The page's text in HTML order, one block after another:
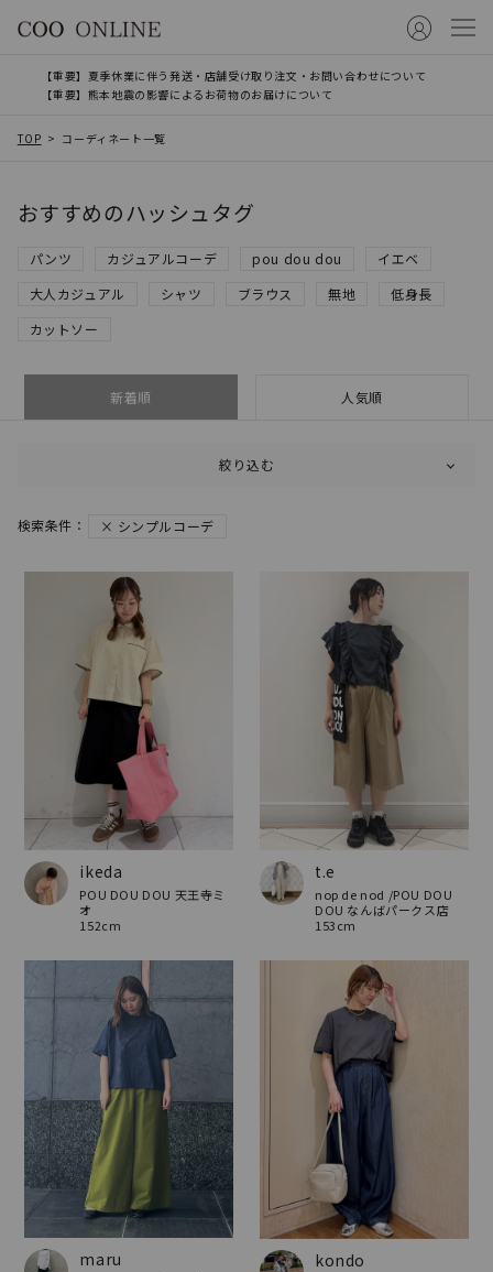
【重要】夏季休業に伴う発送・店舗受け取り注文・お問い合わせについて
【重要】熊本地震の影響によるお荷物のお届けについて
TOP コーディネート一覧
おすすめのハッシュタグ
パンツ カジュアルコーデ pou dou dou
イエベ
大人カジュアル
シャツ ブラウス 無地
低身長
カットソー
新着順 人気順
絞り込む
シンプルコーデ
ikeda
POU DOU DOU 天王寺ミ
オ
152cm
t.e
nop de nod /POU DOU
DOU なんばパークス店
153cm
maru kondo